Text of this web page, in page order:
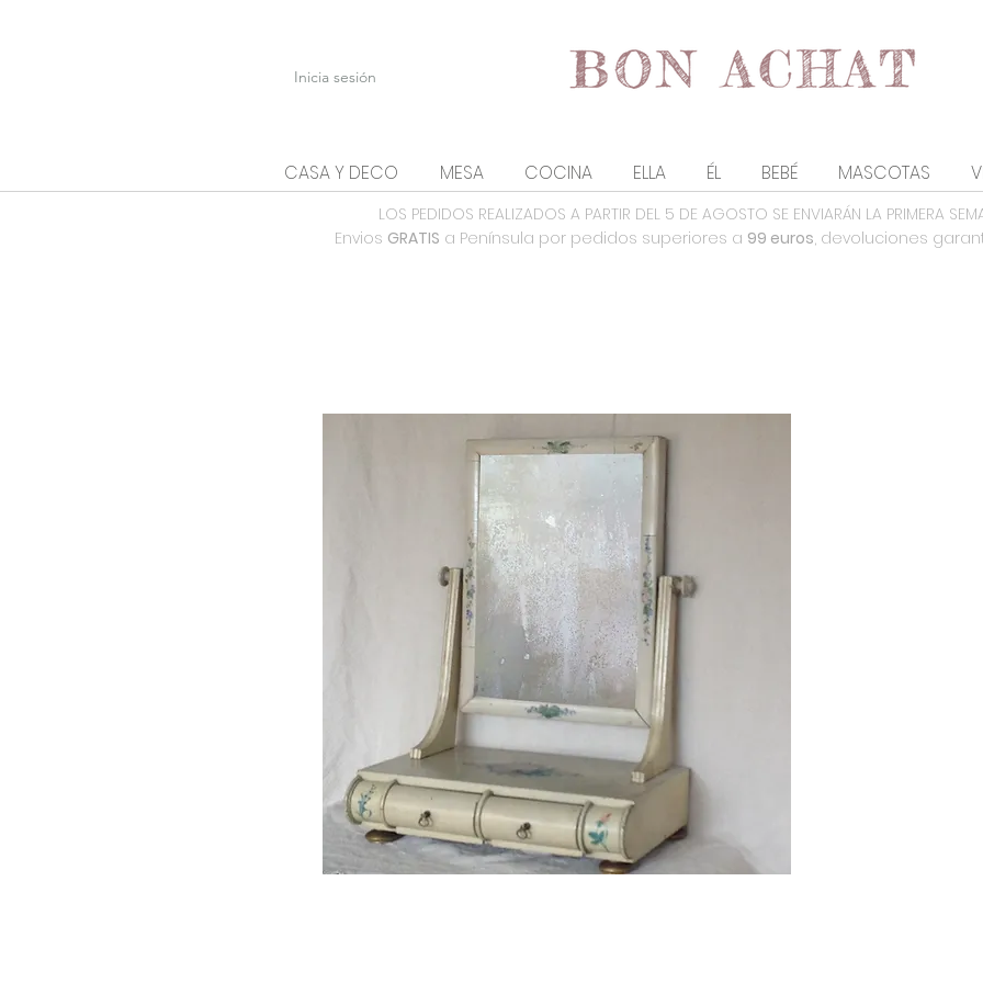
Inicia sesión
CASA Y DECO MESA COCINA ELLA ÉL BEBÉ MASCOTAS
LOS PEDIDOS REALIZADOS A PARTIR DEL 5 DE AGOSTO SE ENVIARÁN LA PRIMERA
Envios GRATIS a Península por pedidos superiores a 99 euros, devoluciones